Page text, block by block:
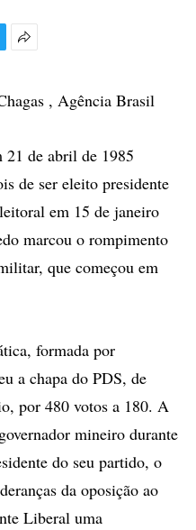
compartilhamento
, Agência Brasil
de abril de 1985
de ser eleito presidente
em 15 de janeiro
marcou o rompimento
que começou em
formada por
a chapa do PDS, de
por 480 votos a 180. A
mineiro durante
do seu partido, o
da oposição ao
Liberal uma